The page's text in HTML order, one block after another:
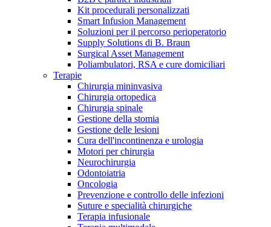
Catalogo prodotti
Trova il prodotto che stai cercando. Visita il catalogo B.
Braun con il nostro portfolio completo.
Hai domande o richieste? Scrivici per entrare subito in
contatto con un nostro referente.
Kit procedurali personalizzati
Smart Infusion Management
Soluzioni per il percorso perioperatorio
Supply Solutions di B. Braun
Surgical Asset Management
Poliambulatori, RSA e cure domiciliari
Terapie
Chirurgia mininvasiva
Chirurgia ortopedica
Chirurgia spinale
Gestione della stomia
Gestione delle lesioni
Cura dell'incontinenza e urologia
Motori per chirurgia
Neurochirurgia
Odontoiatria
Oncologia
Prevenzione e controllo delle infezioni
Suture e specialità chirurgiche
Terapia infusionale